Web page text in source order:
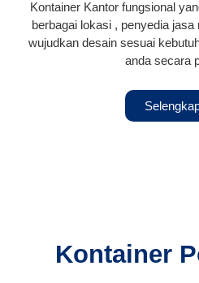
Kontainer Kantor fungsional
berbagai lokasi , penyedia
wujudkan desain sesuai
anda secara
Kontainer